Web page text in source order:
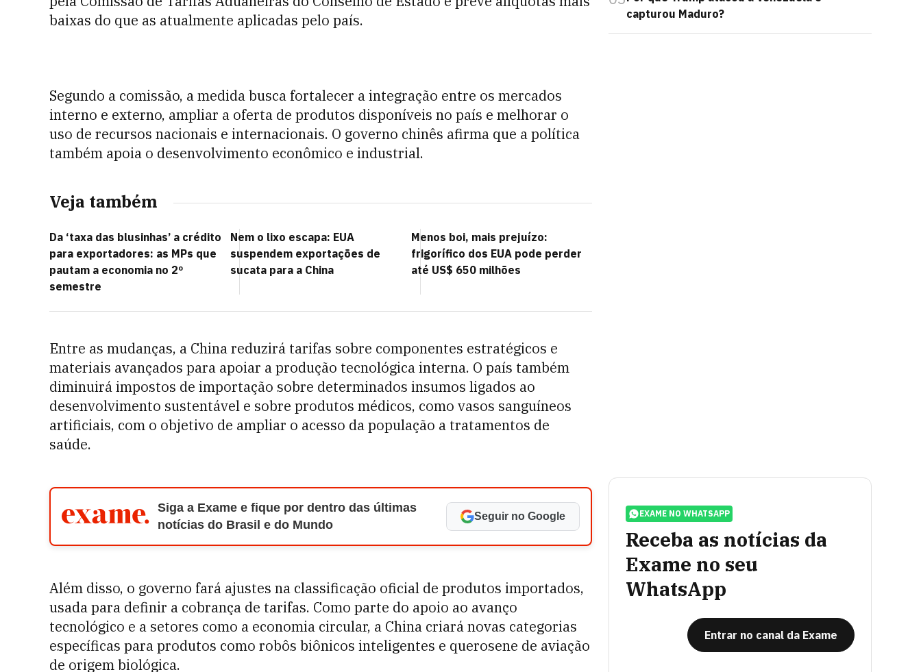
baixas do que as atualmente aplicadas pelo país.
Segundo a comissão, a medida busca fortalecer a integração entre os mercados
interno e externo, ampliar a oferta de produtos disponíveis no país e melhorar o
uso de recursos nacionais e internacionais. O governo chinês afirma que a política
também apoia o desenvolvimento econômico e industrial.
Veja também
Da ‘taxa das blusinhas’ a crédito
para exportadores: as MPs que
pautam a economia no 2º
semestre
Nem o lixo escapa: EUA
suspendem exportações de
sucata para a China
Menos boi, mais prejuízo:
frigorífico dos EUA pode perder
até US$ 650 milhões
Entre as mudanças, a China reduzirá tarifas sobre componentes estratégicos e
materiais avançados para apoiar a produção tecnológica interna. O país também
diminuirá impostos de importação sobre determinados insumos ligados ao
desenvolvimento sustentável e sobre produtos médicos, como vasos sanguíneos
artificiais, com o objetivo de ampliar o acesso da população a tratamentos de
saúde.
Siga a Exame e fique por dentro das últimas
notícias do Brasil e do Mundo
Seguir no Google
Além disso, o governo fará ajustes na classificação oficial de produtos importados,
usada para definir a cobrança de tarifas. Como parte do apoio ao avanço
tecnológico e a setores como a economia circular, a China criará novas categorias
específicas para produtos como robôs biônicos inteligentes e querosene de aviação
de origem biológica.
capturou Maduro?
EXAME NO WHATSAPP
Receba as notícias da
Exame no seu
WhatsApp
Entrar no canal da Exame